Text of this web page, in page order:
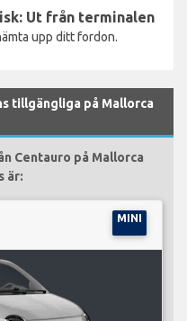
Ut från terminalen
upp ditt fordon.
tillgängliga på Mallorca
Centauro på Mallorca
är:
MINI